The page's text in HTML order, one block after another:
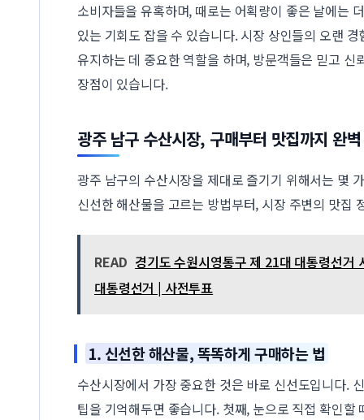
소비자들을 유혹하며, 때로는 어획량이 좋은 날에는
있는 기회도 잡을 수 있습니다. 시장 상인들의 오랜
유지하는 데 중요한 역할을 하며, 방문객들은 믿고 신
장점이 있습니다.
광주 남구 수산시장, 구매부터 맛집까지 완
광주 남구의 수산시장을 제대로 즐기기 위해서는 몇
신선한 해산물을 고르는 방법부터, 시장 주변의 맛집
READ 경기도 수원시영통구 제 21대 대통령선거
대통령선거 | 사전투표
1. 신선한 해산물, 똑똑하게 구매하는 법
수산시장에서 가장 중요한 것은 바로 신선도입니다.
팁을 기억해두면 좋습니다. 첫째, 눈으로 직접 확인